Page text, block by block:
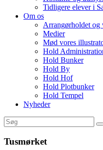
Tidligere elever i
Om os
Arrangørholdet og
Medier
Mød vores
Hold
Hold Bunker
Hold By
Hold Hof
Hold Plotbunker
Hold Tempel
Nyheder
Tusmørket